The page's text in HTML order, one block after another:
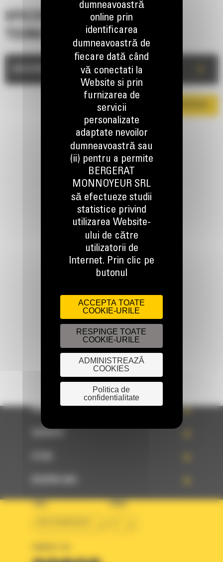
SPECIFICATII
TEHNICE
TINEM LEGATURA
Apelati-ne
Scrieti-ne
TRIMITETI O CERERE
PRODUSE
TARA LIMBA
dumneavoastră
online prin
identificarea
dumneavoastră de
fiecare dată când
vă conectati la
Website si prin
furnizarea de
servicii
personalizate
adaptate nevoilor
dumneavoastră sau
(ii) pentru a permite
BERGERAT
MONNOYEUR SRL
să efectueze studii
statistice privind
utilizarea Website-
ului de către
utilizatorii de
Internet. Prin clic pe
butonul
ACCEPTA TOATE
COOKIE-URILE
RESPINGE TOATE
COOKIE-URILE
ADMINISTREAZĂ
COOKIES
Politica de
confidentialitate